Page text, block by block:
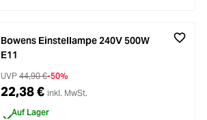
Bowens Einstellampe 240V 500W
E11
UVP 44,90 €-50%
22,38 € inkl. MwSt.
Auf Lager